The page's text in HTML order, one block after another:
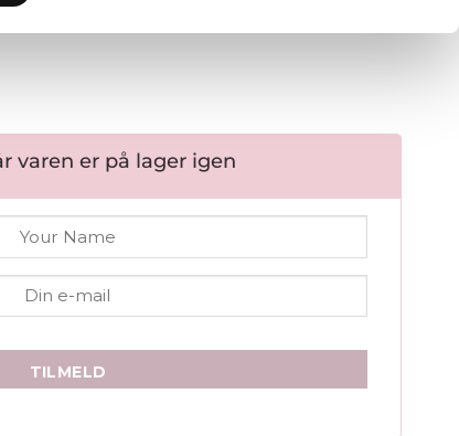
varen er på lager igen
TILMELD